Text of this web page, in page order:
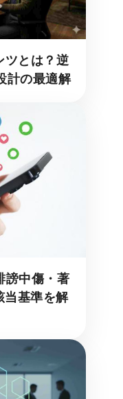
ツとは？逆
計の最適解
謗中傷・著
当基準を解